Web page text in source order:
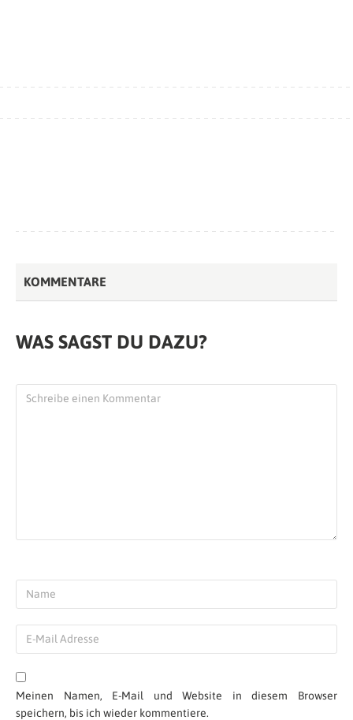
KOMMENTARE
WAS SAGST DU DAZU?
Meinen Namen, E-Mail und Website in diesem Browser
speichern, bis ich wieder kommentiere.